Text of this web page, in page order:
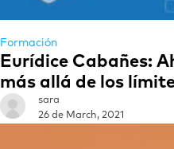
Formación
Eurídice Cabañes:
más allá de los
sara
26 de March, 2021